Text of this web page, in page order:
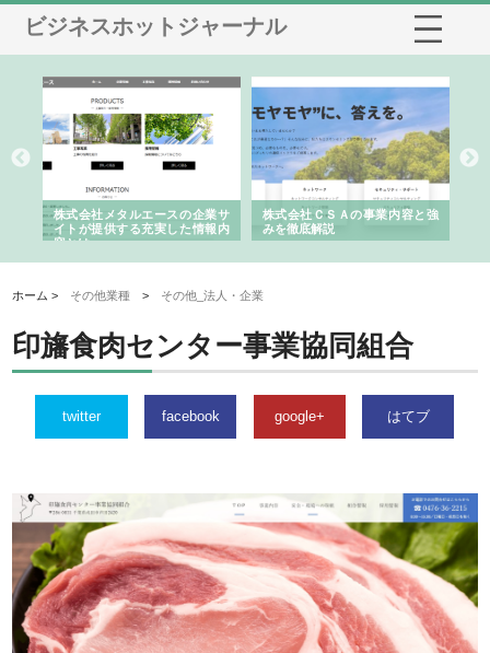
ビジネスホットジャーナル
株式会社メタルエースの企業サ
イトが提供する充実した情報内
容とは
株式会社ＣＳＡの事業内容と強
みを徹底解説
ホーム > その他業種 > その他_法人・企業
印旛食肉センター事業協同組合
twitter facebook google+ はてブ